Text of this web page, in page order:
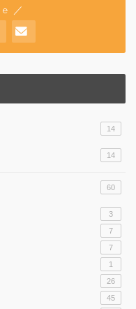
／
14
14
60
3
7
7
1
26
45